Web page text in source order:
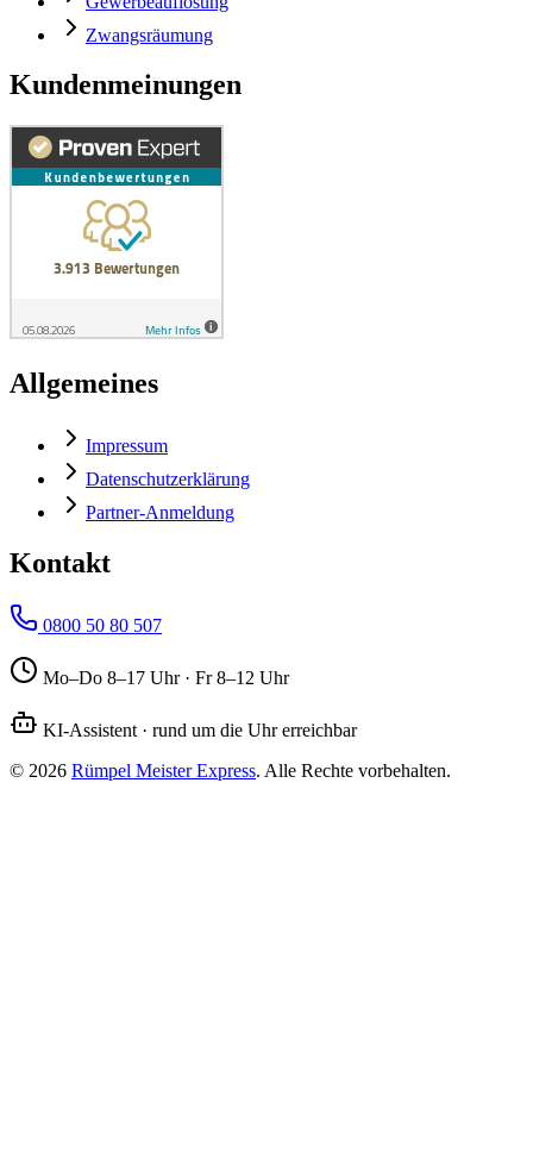
Zwangsräumung
Kundenmeinungen
Allgemeines
Impressum
Datenschutzerklärung
Partner-Anmeldung
Kontakt
0800 50 80 507
Mo–Do 8–17 Uhr · Fr 8–12 Uhr
KI-Assistent · rund um die Uhr erreichbar
© 2026 Rümpel MeisterExpress. Alle Rechte vorbehalten.